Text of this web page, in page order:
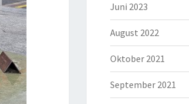
Juni 2023
August 2022
Oktober 2021
September 2021